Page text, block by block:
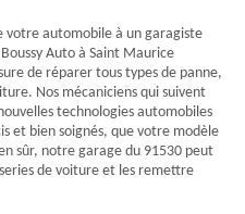
votre automobile à un garagiste
Auto à Saint Maurice
de réparer tous types de panne,
Nos mécaniciens qui suivent
technologies automobiles
et bien soignés, que votre modèle
sûr, notre garage du 91530 peut
de voiture et les remettre